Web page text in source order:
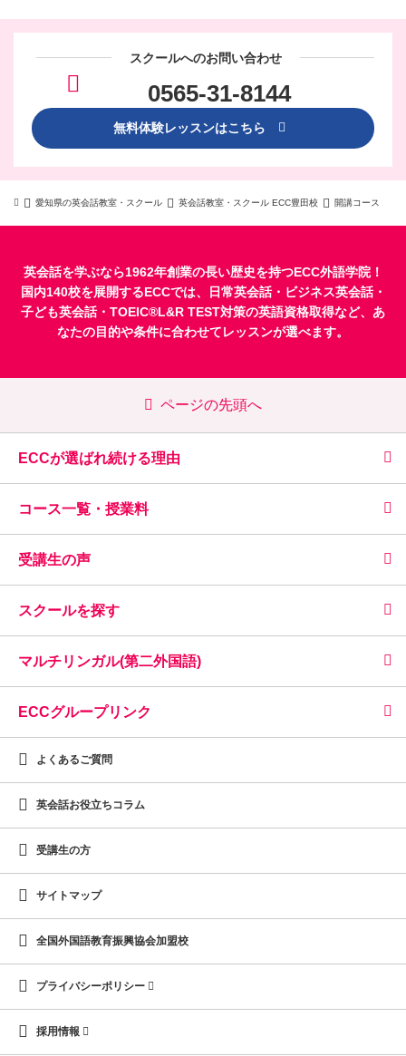
スクールへのお問い合わせ
0565-31-8144
無料体験レッスンはこちら
愛知県の英会話教室・スクール 英会話教室・スクール ECC豊田校 開講コース
英会話を学ぶなら1962年創業の長い歴史を持つECC外語学院！
国内140校を展開するECCでは、
日常英会話・ ビジネス英会話・
子ども英会話・ TOEIC®L&R TEST対策の英語資格取得など、あ
なたの目的や条件に合わせてレッスンが選べます。
ページの先頭へ
ECCが選ばれ続ける理由
コース一覧・授業料
受講生の声
スクールを探す
マルチリンガル(第二外国語)
ECCグループリンク
よくあるご質問
英会話お役立ちコラム
受講生の方
サイトマップ
全国外国語教育振興協会加盟校
プライバシーポリシー
採用情報